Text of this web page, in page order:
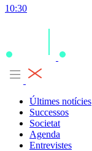
10:30
Últimes notícies
Successos
Societat
Agenda
Entrevistes